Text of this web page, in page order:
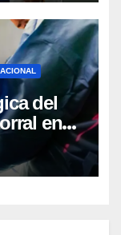
del
en